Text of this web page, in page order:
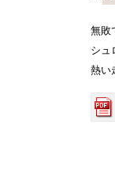
無敗
シュ
熱い